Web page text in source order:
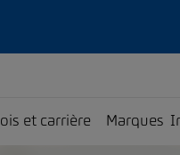
et carrière Marques